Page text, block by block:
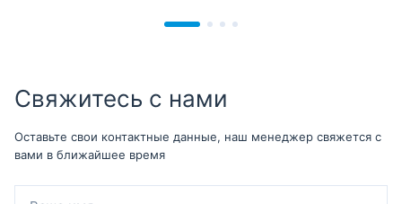
Свяжитесь с нами
Оставьте свои контактные данные, наш менеджер свяжется с
вами в ближайшее время